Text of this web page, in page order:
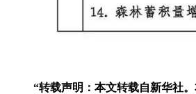
“‌转载声明‌：本文转载自新华社